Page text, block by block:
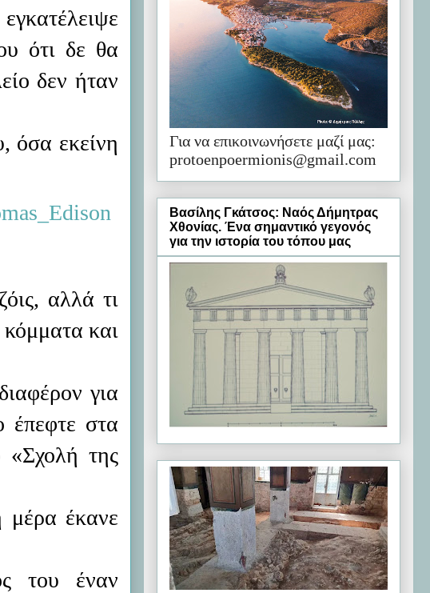
ότι δε θα
δεν ήταν
όσα εκείνη
αλλά τι
και
για
έπεφτε στα
«Σχολή της
μέρα έκανε
του έναν
Για να επικοινωνήσετε μαζί μας:
protoenpoermionis@gmail.com
Βασίλης Γκάτσος: Ναός Δήμητρας
Χθονίας. Ένα σημαντικό γεγονός
για την ιστορία του τόπου μας